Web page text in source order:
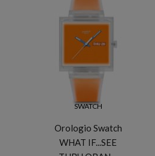
SWATCH
Orologio Swatch
WHAT IF...SEE